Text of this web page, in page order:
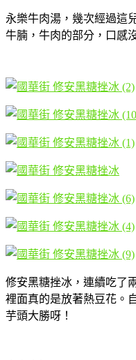
永樂牛肉湯，幾次經過這
牛腩，牛肉的部分，口感
修安黑糖挫冰，連續吃了
裡面真的是放著熱豆花。
芋頭大勝呀！